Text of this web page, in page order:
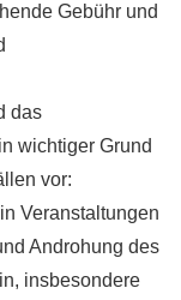
Gebühr und
das
wichtiger Grund
vor:
Veranstaltungen
Androhung des
insbesondere